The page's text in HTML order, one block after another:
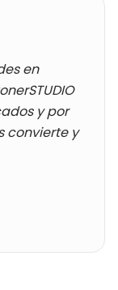
en
y por
convierte y